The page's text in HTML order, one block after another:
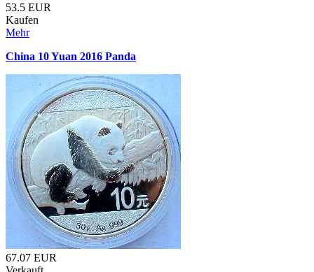
53.5 EUR
Kaufen
Mehr
China 10 Yuan 2016 Panda
67.07 EUR